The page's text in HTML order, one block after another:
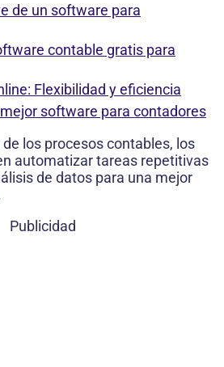
de un software para
contable gratis para
Flexibilidad y eficiencia
software para contadores
los procesos contables, los
automatizar tareas repetitivas
de datos para una mejor
Publicidad